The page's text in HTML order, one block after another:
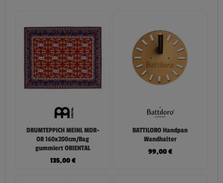
DRUMTEPPICH MEINL MDR-
OR 160x200cm/Bag
gummiert ORIENTAL
135,00€
BATTILORO Handpan
Wandhalter
99,00€